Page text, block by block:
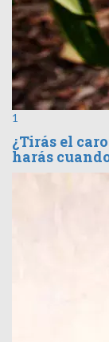
1
¿Tirás el
harás